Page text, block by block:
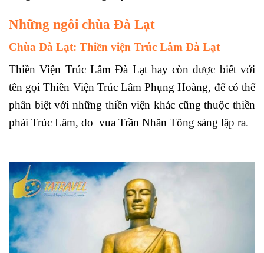
Những ngôi chùa Đà Lạt
Chùa Đà Lạt: Thiền viện Trúc Lâm Đà Lạt
Thiền Viện Trúc Lâm Đà Lạt hay còn được biết với
tên gọi Thiền Viện Trúc Lâm Phụng Hoàng, để có thể
phân biệt với những thiền viện khác cũng thuộc thiền
phái Trúc Lâm, do vua Trần Nhân Tông sáng lập ra.